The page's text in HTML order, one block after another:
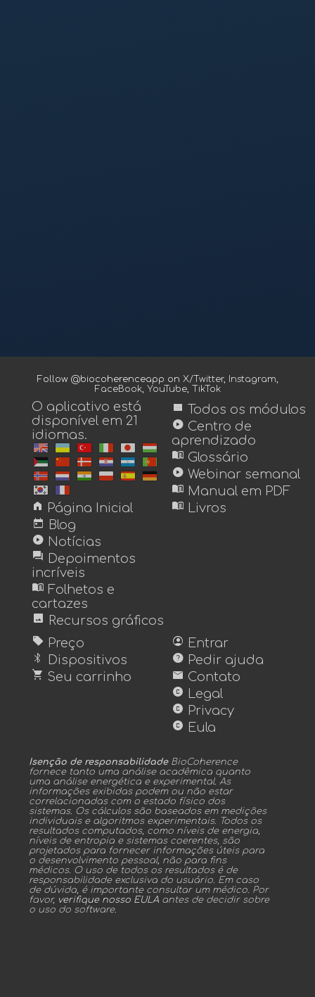
Follow @biocoherenceapp on X/Twitter, Instagram,
FaceBook, YouTube, TikTok
O aplicativo está
disponível em 21
idiomas.
home Página Inicial
today Blog
play_circle Notícias
forum Depoimentos
incríveis
menu_book Folhetos e
cartazes
image Recursos gráficos
view_module Todos os módulos
play_circle Centro de
aprendizado
menu_book Glossário
play_circle Webinar semanal
menu_book Manual em PDF
menu_book Livros
sell Preço
bluetooth Dispositivos
shopping_cart Seu carrinho
account_circle Entrar
help Pedir ajuda
mail Contato
copyright Legal
copyright Privacy
copyright Eula
Isenção de responsabilidadeBioCoherence
fornece tanto uma análise acadêmica quanto
uma análise energética e experimental. As
informações exibidas podem ou não estar
correlacionadas com o estado físico dos
sistemas. Os cálculos são baseados em medições
individuais e algoritmos experimentais. Todos os
resultados computados, como níveis de energia,
níveis de entropia e sistemas coerentes, são
projetados para fornecer informações úteis para
o desenvolvimento pessoal, não para fins
médicos. O uso de todos os resultados é de
responsabilidade exclusiva do usuário. Em caso
de dúvida, é importante consultar um médico. Por
favor, verifique nosso EULA antes de decidir sobre
o uso do software.